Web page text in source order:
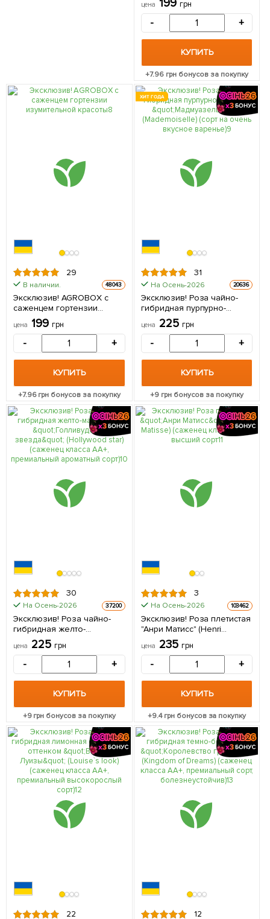
velvet) (красивоцветущий
сорт) 1 саженец в упаковке
цена 199 грн
- +
КУПИТЬ
+7.96 грн бонусов за покупку
29
В наличии. 48043
Эксклюзив! AGROBOX с
саженцем гортензии
изумительной красоты 1 шт
в упаковке
цена 199 грн
- +
КУПИТЬ
+7.96грн бонусов за покупку
ХИТ ГОДА
31
На Осень-2026 20636
Эксклюзив! Роза чайно-
гибридная пурпурно-
розовая "Мадмуазель"
(Mademoiselle) (сорт на
очень вкусное варенье) 1
саженец в упаковке
цена 225 грн
- +
КУПИТЬ
+9 грн бонусов за покупку
30
На Осень-2026 37200
Эксклюзив! Роза чайно-
гибридная желто-
малиновая "Голливудская
звезда" (Hollywood star)
(саженец класса АА+,
премиальный ароматный
сорт) 1 саженец в упаковке
цена 225 грн
- +
КУПИТЬ
+9грн бонусов за покупку
3
На Осень-2026 103462
Эксклюзив! Роза плетистая
"Анри Матисс" (Henri
Matisse) (саженец класса
АА+) высший сорт 1
саженец в упаковке
цена 235 грн
- +
КУПИТЬ
+9.4грн бонусов за покупку
22 12